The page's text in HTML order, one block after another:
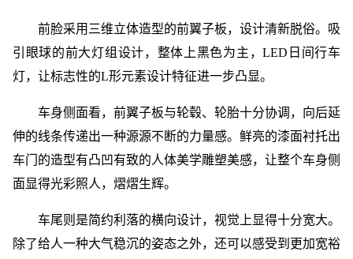
前脸采用三维立体造型的前翼子板，设计清新脱俗。吸
引眼球的前大灯组设计，整体上黑色为主，LED日间行车
灯，让标志性的L形元素设计特征进一步凸显。
车身侧面看，前翼子板与轮毂、轮胎十分协调，向后延
伸的线条传递出一种源源不断的力量感。鲜亮的漆面衬托出
车门的造型有凸凹有致的人体美学雕塑美感，让整个车身侧
面显得光彩照人，熠熠生辉。
车尾则是简约利落的横向设计，视觉上显得十分宽大。
除了给人一种大气稳沉的姿态之外，还可以感受到更加宽裕